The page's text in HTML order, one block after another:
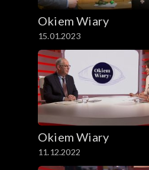
Okiem Wiary
15.01.2023
Okiem Wiary
11.12.2022